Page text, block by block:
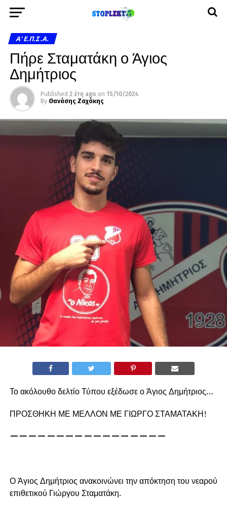
A' Ε.Π.Σ.Α.
Πήρε Σταματάκη ο Άγιος
Δημήτριος
Published 2 έτη ago on 15/10/2024
By Θανάσης Ζαχάκης
Το ακόλουθο δελτίο Τύπου εξέδωσε ο Άγιος Δημήτριος…
ΠΡΟΣΘΗΚΗ ΜΕ ΜΕΛΛΟΝ ΜΕ ΓΙΩΡΓΟ ΣΤΑΜΑΤΑΚΗ!
Ο Άγιος Δημήτριος ανακοινώνει την απόκτηση του νεαρού
επιθετικού Γιώργου Σταματάκη.